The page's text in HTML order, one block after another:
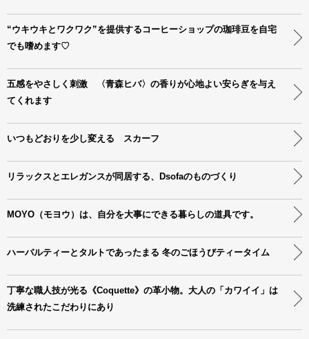
“ウキウキとワクワク”を提供するコーヒーショップの珈琲豆を自宅
でも嗜めます♡
五感をやさしく刺激 〈青森ヒバ〉の香りが心地よい安らぎを与え
てくれます
いつもどおりを少し変える スカーフ
リラックスとエレガンスが同居する、Dsofaのものづくり
MOYO（モヨウ）は、自分を大事にできる暮らしの道具です。
ハーバルティーとタルトであったまる 冬のごほうびティータイム
丁寧な職人技が光る《Coquette》の革小物。大人の「カワイイ」は
洗練されたこだわりにあり